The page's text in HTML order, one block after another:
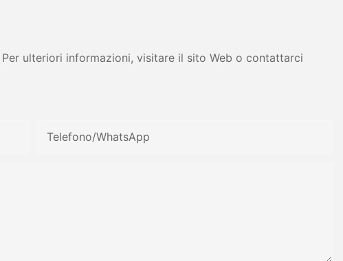
ulteriori informazioni, visitare il sito Web o contattarci
Telefono/WhatsApp